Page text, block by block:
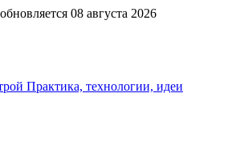
08 августа 2026
Практика, технологии, идеи